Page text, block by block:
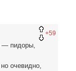
+59
— пидоры,
очевидно,